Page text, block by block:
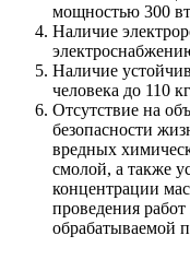
мощностью 300
Наличие
Наличие
человека до 110
Отсутствие на
безопасности
вредных
смолой, а также
концентрации
проведения
обрабатываемой